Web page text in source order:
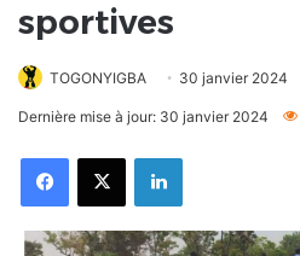
sportives
TOGONYIGBA 30 janvier 2024
Dernière mise à jour: 30 janvier 2024
FacebookX Linkedin